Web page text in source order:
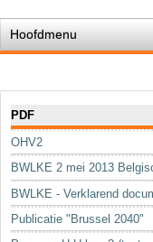
Hoofdmenu
De spelregels
Stedenbouwkundige
Cartografie
Studies en publicaties
Sleutelwoorden
Stedenbouwkundige
PDF
OHV2
BWLKE 2 mei 2013
BWLKE - Verklarend
Publicatie "Brussel 2040"